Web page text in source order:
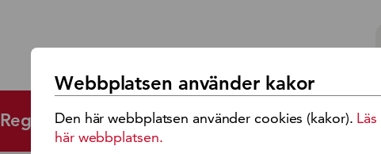
Regional utveckling Jobb och karriär
Webbplatsen använder kakor
Den här webbplatsen använder cookies (kakor).
här webbplatsen.